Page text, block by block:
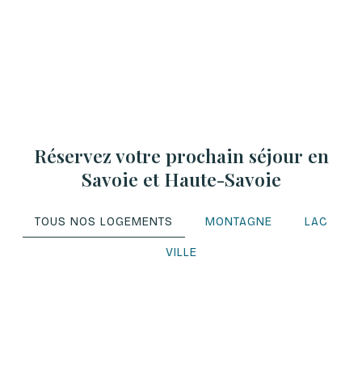
Réservez votre prochain séjour en
Savoie et Haute-Savoie
TOUS NOS LOGEMENTS MONTAGNE LAC
VILLE